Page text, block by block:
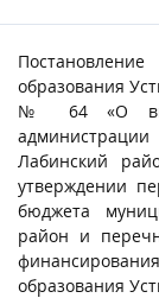
образования
№ 64 «О
Лабинский
утверждении
бюджета
район и
образования